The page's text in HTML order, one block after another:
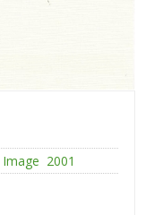
Image 2001